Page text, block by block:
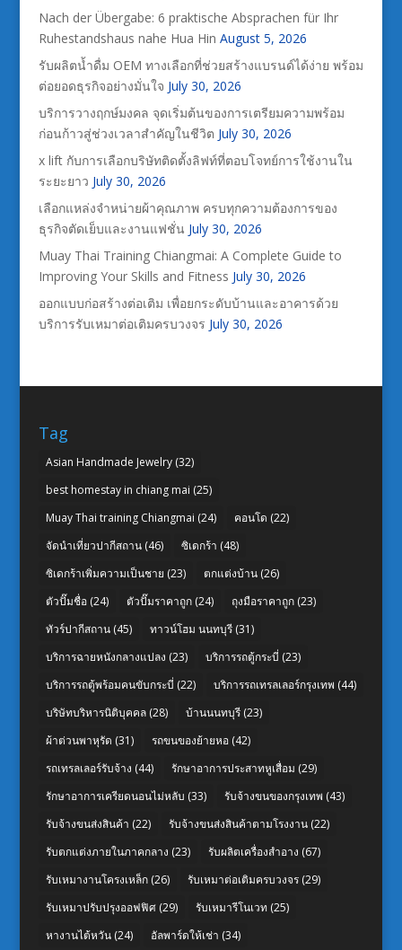
Nach der Übergabe: 6 praktische Absprachen für Ihr
Ruhestandshaus nahe Hua Hin August 5, 2026
รับผลิตน้ำดื่ม OEM ทางเลือกที่ช่วยสร้างแบรนด์ได้ง่าย พร้อม
ต่อยอดธุรกิจอย่างมั่นใจ July 30, 2026
บริการวางฤกษ์มงคล จุดเริ่มต้นของการเตรียมความพร้อม
ก่อนก้าวสู่ช่วงเวลาสำคัญในชีวิต July 30, 2026
x lift กับการเลือกบริษัทติดตั้งลิฟท์ที่ตอบโจทย์การใช้งานใน
ระยะยาว July 30, 2026
เลือกแหล่งจำหน่ายผ้าคุณภาพ ครบทุกความต้องการของ
ธุรกิจตัดเย็บและงานแฟชั่น July 30, 2026
Muay Thai Training Chiangmai: A Complete Guide to
Improving Your Skills and Fitness July 30, 2026
ออกแบบก่อสร้างต่อเติม เพื่อยกระดับบ้านและอาคารด้วย
บริการรับเหมาต่อเติมครบวงจร July 30, 2026
Tag
Asian Handmade Jewelry(32)
best homestay in chiang mai (25)
Muay Thai training Chiangmai (24) คอนโด (22)
จัดนำเที่ยวปากีสถาน(46) ซิเดกร้า (48)
ซิเดกร้าเพิ่มความเป็นชาย (23) ตกแต่งบ้าน(26)
ตัวปั๊มชื่อ(24) ตัวปั๊มราคาถูก(24) ถุงมือราคาถูก(23)
ทัวร์ปากีสถาน(45) ทาวน์โฮม นนทบุรี(31)
บริการฉายหนังกลางแปลง (23) บริการรถตู้กระบี่ (23)
บริการรถตู้พร้อมคนขับกระบี่ (22) บริการรถเทรลเลอร์กรุงเทพ (44)
บริษัทบริหารนิติบุคคล(28) บ้านนนทบุรี(23)
ผ้าต่วนพาหุรัด (31) รถขนของย้ายหอ(42)
รถเทรลเลอร์รับจ้าง (44) รักษาอาการประสาทหูเสื่อม (29)
รักษาอาการเครียดนอนไม่หลับ (33) รับจ้างขนของกรุงเทพ (43)
รับจ้างขนส่งสินค้า (22) รับจ้างขนส่งสินค้าตามโรงงาน(22)
รับตกแต่งภายในภาคกลาง (23) รับผลิตเครื่องสำอาง (67)
รับเหมางานโครงเหล็ก(26) รับเหมาต่อเติมครบวงจร(29)
รับเหมาปรับปรุงออฟฟิศ(29) รับเหมารีโนเวท (25)
หางานไต้หวัน(24) อัลพาร์ดให้เช่า (34)